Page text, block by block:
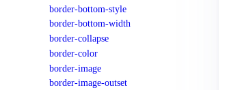
border-bottom-style
border-bottom-width
border-collapse
border-color
border-image
border-image-outset